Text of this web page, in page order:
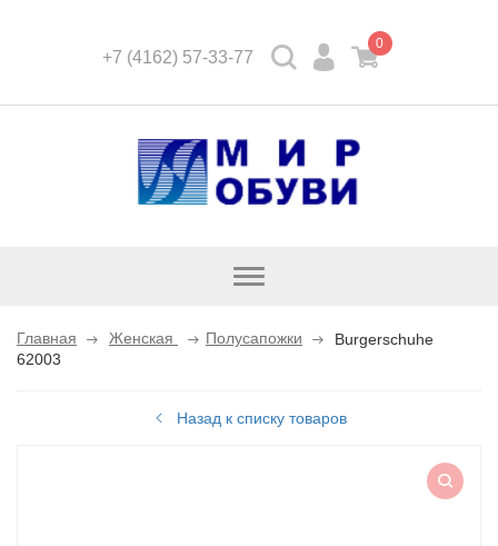
+7 (4162) 57-33-77
0
Открыть
Главная Женская Полусапожки
Burgerschuhe
62003
Назад к списку товаров